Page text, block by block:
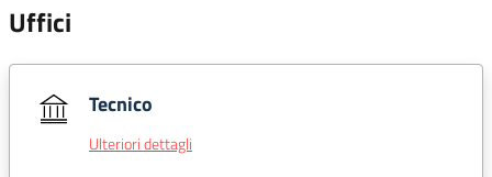
Uffici
Tecnico
Ulteriori dettagli